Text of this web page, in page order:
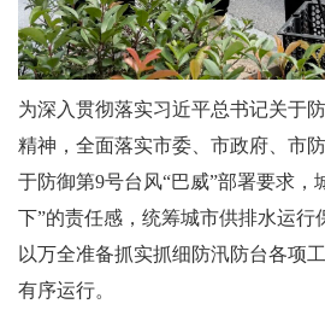
为深入贯彻落实习近平总书记关于
精神，全面落实市委、市政府、市
于防御第9号台风“巴威”部署要求，
下”的责任感，统筹城市供排水运行
以万全准备抓实抓细防汛防台各项
有序运行。